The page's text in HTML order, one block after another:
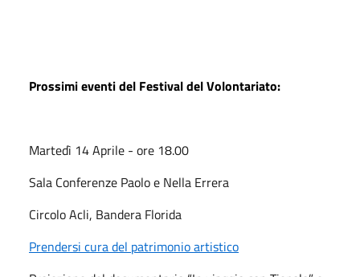
Prossimi eventi del Festival del Volontariato:
Martedì 14 Aprile - ore 18.00
Sala Conferenze Paolo e Nella Errera
Circolo Acli, Bandera Florida
Prendersi cura del patrimonio artistico